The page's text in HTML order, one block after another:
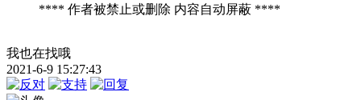
**** 作者被禁止或删除 内容自动屏蔽 ****
我也在找哦
2021-6-9 15:27:43